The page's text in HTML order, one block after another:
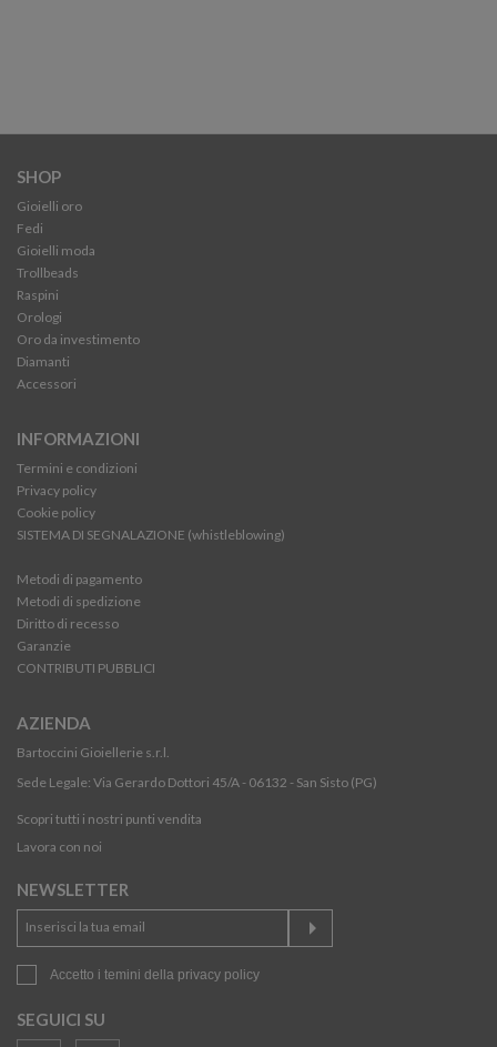
SHOP
Gioielli oro
Fedi
Gioielli moda
Trollbeads
Raspini
Orologi
Oro da investimento
Diamanti
Accessori
INFORMAZIONI
Termini e condizioni
Privacy policy
Cookie policy
SISTEMA DI SEGNALAZIONE (whistleblowing)
Metodi di pagamento
Metodi di spedizione
Diritto di recesso
Garanzie
CONTRIBUTI PUBBLICI
AZIENDA
Bartoccini Gioiellerie s.r.l.
Sede Legale: Via Gerardo Dottori 45/A - 06132 - San Sisto (PG)
Scopri tutti i nostri punti vendita
Lavora con noi
NEWSLETTER
Accetto i temini della privacy policy
SEGUICI SU